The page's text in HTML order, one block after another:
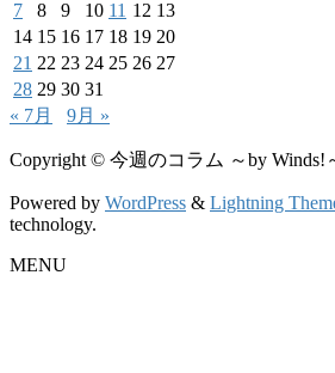
7
8 9 10 11 12 13
14 15 16 17 18 19 20
21 22 23 24 25 26 27
28 29 30 31
« 7月
9月 »
Copyright © 今週のコラム ～by Winds!
Powered by WordPress & Lightning
technology.
MENU